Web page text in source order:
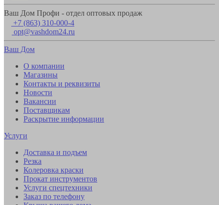
Ваш Дом Профи - отдел оптовых продаж
+7 (863) 310-000-4
opt@vashdom24.ru
Ваш Дом
О компании
Магазины
Контакты и реквизиты
Новости
Вакансии
Поставщикам
Раскрытие информации
Услуги
Доставка и подъем
Резка
Колеровка краски
Прокат инструментов
Услуги спецтехники
Заказ по телефону